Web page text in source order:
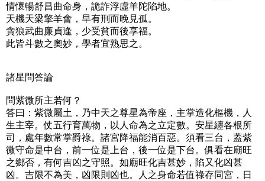
情懷暢舒昌曲命身，詭詐浮虛羊陀陷地。
天機天梁擎羊會，早有刑而晚見孤。
貪狼武曲廉貞逢，少受貧而後享福。
此皆斗數之奧妙，學者宜熟思之。
諸星問答論
問紫微所主若何？
答曰：紫微屬土，乃中天之尊星為帝座，主掌造化樞機，人
生主宰。仗五行育萬物，以人命為之立定數。安星纏各根所
司，處年數常掌爵祿。諸宮降福能消百惡。須看三台，蓋紫
微守命是中台，前一位是上台，後一位是下台。俱看在廟旺
之鄉否，有何吉凶之守照。如廟旺化吉甚妙，陷又化凶甚
凶。吉限不為美，凶限則凶也。人之身命若值祿存同宮，日